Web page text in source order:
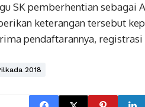
SK pemberhentian sebagai
keterangan tersebut
pendaftarannya,
2018